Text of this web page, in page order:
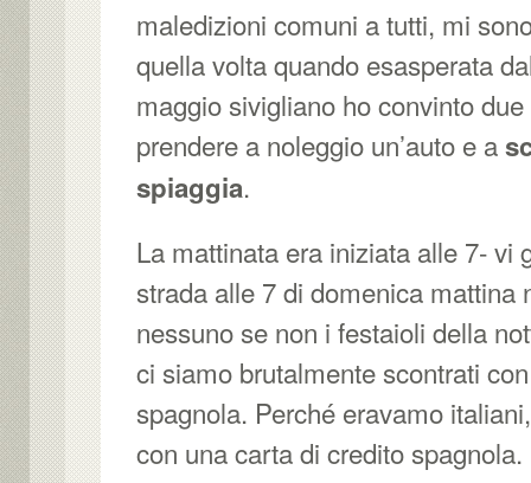
maledizioni comuni a tutti, mi
quella volta quando esasperata
maggio sivigliano ho convinto
prendere a noleggio un’auto e a
spiaggia.
La mattinata era iniziata alle 7- vi
strada alle 7 di domenica mattina
nessuno se non i festaioli della
ci siamo brutalmente scontrati
spagnola. Perché eravamo
con una carta di credito